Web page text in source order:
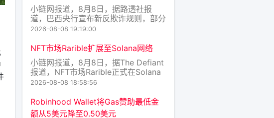
小链网报道，8月8日，据路透社报
道，巴西央行宣布新反欺诈规则，部分
加密货币转账将被延迟最多24小时，
元且发送至境外虚拟资产公司或自主托
户单日总转账计算。巴西央行表示，此
举反映了虚拟资产（包
2026-08-08 19:19:00
NFT市场Rarible扩展至Solana网络
小链网报道，8月8日，据The Defiant
报道，NFT市场Rarible正式在Solana
上线，Claynosaurz为其首个上线系
Solana、Ethereum、MegaETH和
Base，并设有专用的Solan
2026-08-08 18:58:56
Robinhood Wallet将Gas赞助最低金
额从5美元降至0.50美元